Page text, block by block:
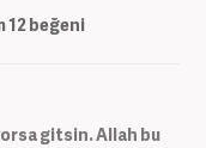
12beğeni
gitsin. Allah bu